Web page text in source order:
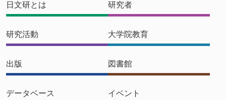
日文研とは 研究者
研究活動 大学院教育
出版 図書館
データベース イベント